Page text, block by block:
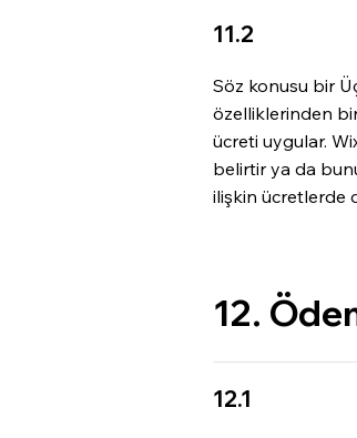
11.2
Söz konusu bir
özelliklerinden
ücreti uygular.
belirtir ya da
ilişkin ücretlerde
12.
12.1